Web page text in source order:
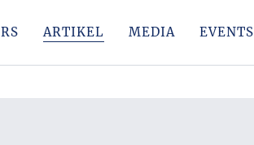
ARTIKEL MEDIA EVENTS